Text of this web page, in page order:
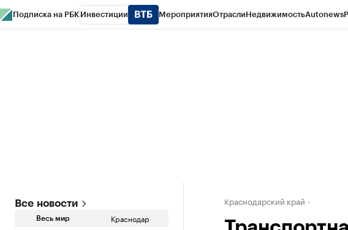
Подписка на РБК Инвестиции МероприятияОтраслиНедвижимостьAutonews
Все новости
Весь мир Краснодар
Краснодарский край